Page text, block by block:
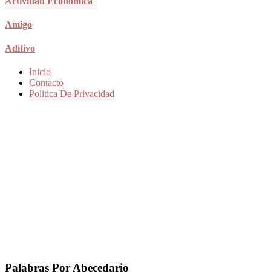
Amigo
Aditivo
Inicio
Contacto
Politica De Privacidad
Palabras Por Abecedario